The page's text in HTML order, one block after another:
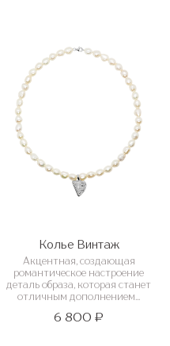
Колье Винтаж
Акцентная, создающая
романтическое настроение
деталь образа, которая станет
отличным дополнением...
6 800 ₽